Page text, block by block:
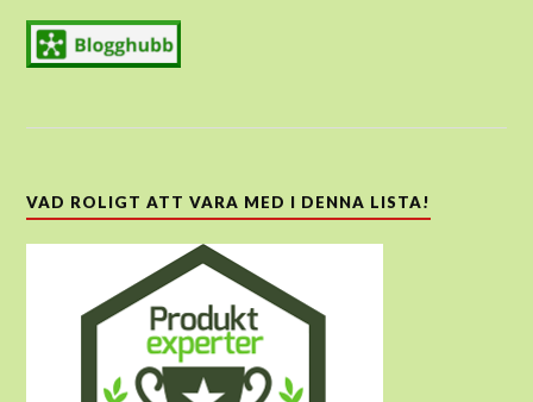
VAD ROLIGT ATT VARA MED I DENNA LISTA!